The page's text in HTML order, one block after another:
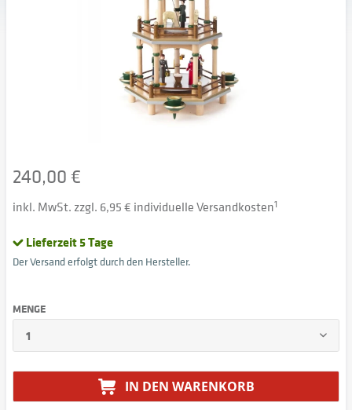
240,00 €
inkl. MwSt. zzgl. 6,95 € individuelle Versandkosten1
Lieferzeit 5 Tage
Der Versand erfolgt durch den Hersteller.
MENGE
IN DEN WARENKORB